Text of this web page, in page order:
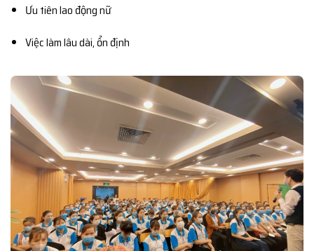
Ưu tiên lao động nữ
Việc làm lâu dài, ổn định